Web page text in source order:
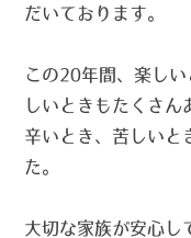
だいております。
この20年間、楽し
しいときもたくさん
辛いとき、苦しいと
た。
大切な家族が安心し